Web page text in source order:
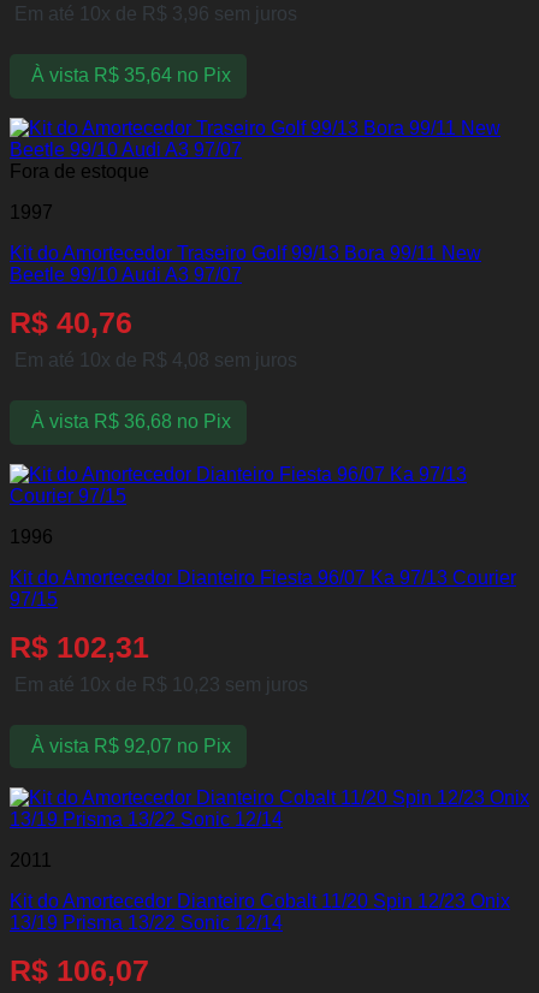
Em até 10x de R$ 3,96 sem juros
À vista R$35,64 no Pix
Fora de estoque
1997
Kit do Amortecedor Traseiro Golf 99/13 Bora 99/11 New
Beetle 99/10 Audi A3 97/07
R$ 40,76
Em até 10x de R$ 4,08 sem juros
À vista R$36,68 no Pix
1996
Kit do Amortecedor Dianteiro Fiesta 96/07 Ka 97/13 Courier
97/15
R$ 102,31
Em até 10x de R$ 10,23 sem juros
À vista R$92,07 no Pix
2011
Kit do Amortecedor Dianteiro Cobalt 11/20 Spin 12/23 Onix
13/19 Prisma 13/22 Sonic 12/14
R$ 106,07